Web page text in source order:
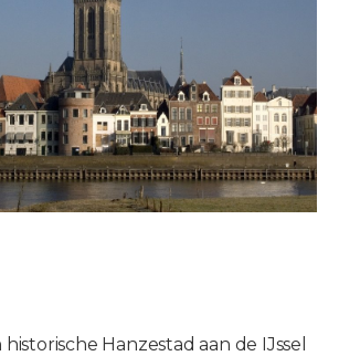
Hanzestad aan de IJssel